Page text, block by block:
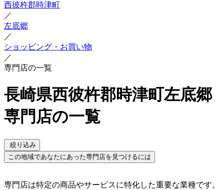
西彼杵郡時津町
／
左底郷
／
ショッピング・お買い物
／
専門店の一覧
長崎県西彼杵郡時津町左底郷
専門店の一覧
絞り込み
この地域であなたにあった専門店を見つけるには
専門店は特定の商品やサービスに特化した重要な業種です。